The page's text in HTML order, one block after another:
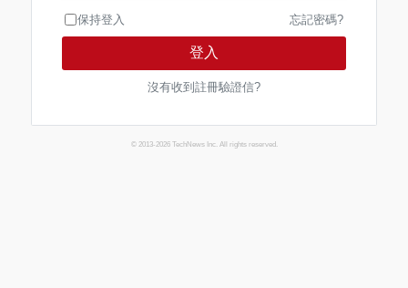
保持登入 忘記密碼?
登入
沒有收到註冊驗證信?
© 2013-2026 TechNews Inc. All rights reserved.